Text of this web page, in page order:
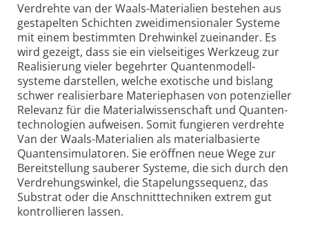
Verdrehte van der Waals-Materialien bestehen aus
gestapelten Schichten zwei­dimensionaler Systeme
mit einem bestimmten Drehwinkel zueinander. Es
wird gezeigt, dass sie ein vielseitiges Werkzeug zur
Realisierung vieler begehrter Quantenmodell­
systeme darstellen, welche exotische und bislang
schwer realisierbare Materiephasen von potenzieller
Relevanz für die Material­wissenschaft und Quanten­
technologien aufweisen. Somit fungieren verdrehte
Van der Waals-Materialien als material­basierte
Quanten­simulatoren. Sie eröffnen neue Wege zur
Bereitstellung sauberer Systeme, die sich durch den
Verdrehungs­winkel, die Stapelungs­sequenz, das
Substrat oder die Anschnitt­techniken extrem gut
kontrollieren lassen.